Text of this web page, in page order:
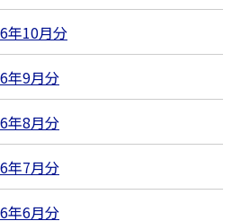
年10月分
年9月分
年8月分
年7月分
年6月分